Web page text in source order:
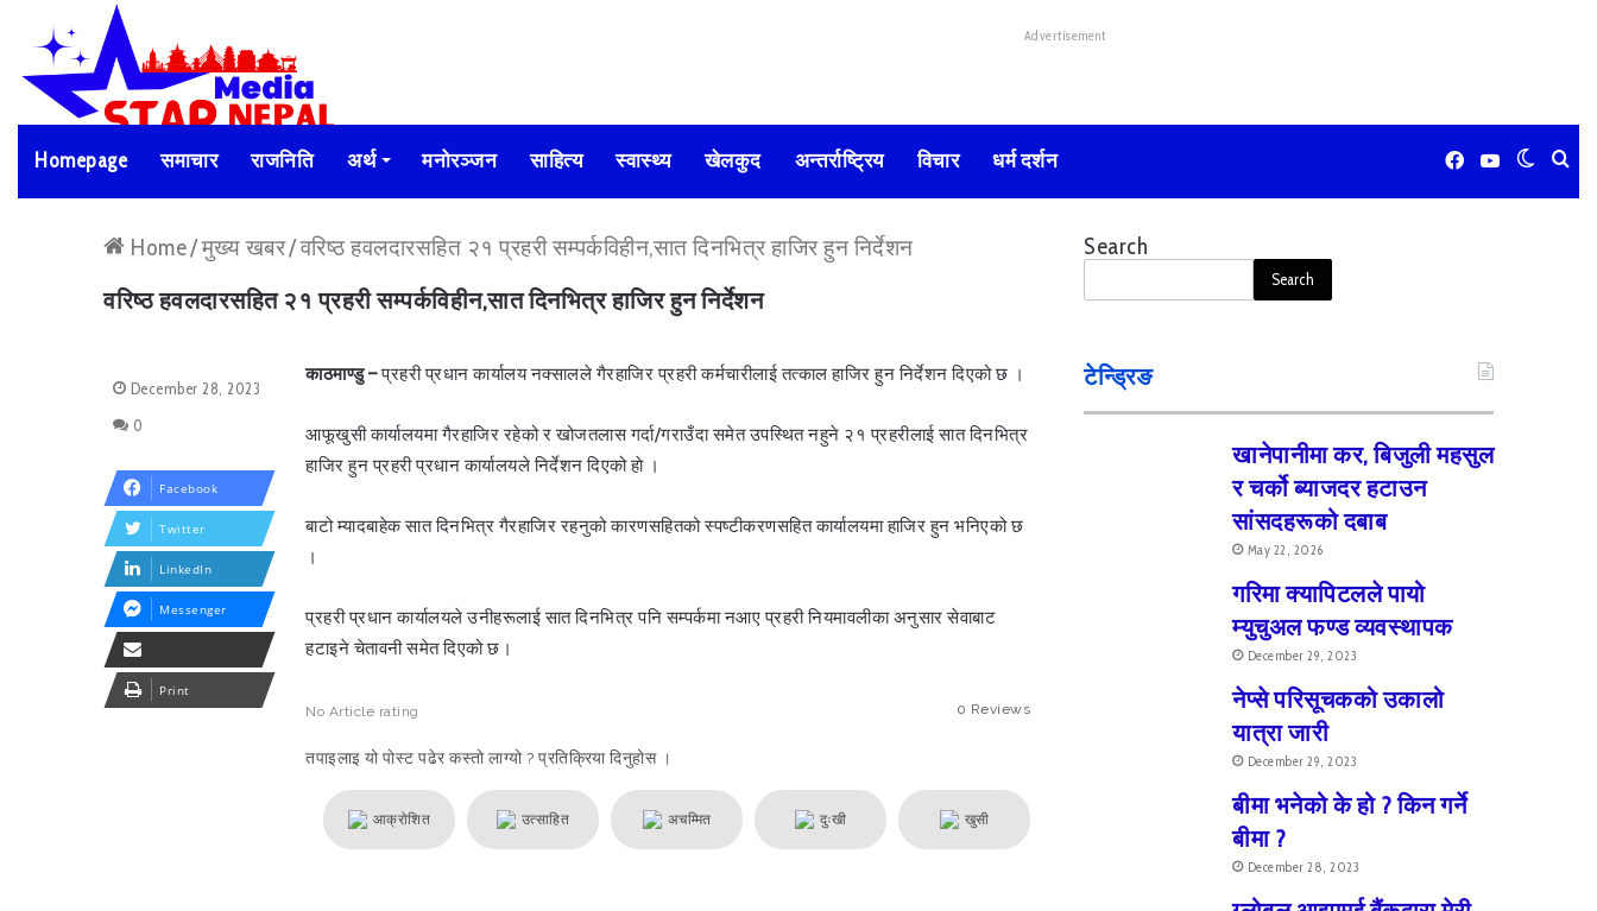
Advertisement
Homepage समाचार राजनिति अर्थ मनोरञ्जन साहित्य स्वास्थ्य खेलकुद अन्तर्राष्ट्रिय विचार धर्म दर्शन Switch
YouTube
Facebook
Home/मुख्य खबर/वरिष्ठ हवलदारसहित २१ प्रहरी सम्पर्कविहीन,सात दिनभित्र हाजिर हुन निर्देशन
वरिष्ठ हवलदारसहित २१ प्रहरी सम्पर्कविहीन,सात दिनभित्र हाजिर हुन निर्देशन
काठमाण्डु –प्रहरी प्रधान कार्यालय नक्सालले गैरहाजिर प्रहरी कर्मचारीलाई तत्काल हाजिर हुन निर्देशन दिएको छ ।
आफूखुसी कार्यालयमा गैरहाजिर रहेको र खोजतलास गर्दा/गराउँदा समेत उपस्थित नहुने २१ प्रहरीलाई सात दिनभित्र
हाजिर हुन प्रहरी प्रधान कार्यालयले निर्देशन दिएको हाे ।
बाटो म्यादबाहेक सात दिनभित्र गैरहाजिर रहनुको कारणसहितको स्पष्टीकरणसहित कार्यालयमा हाजिर हुन भनिएको छ
।
प्रहरी प्रधान कार्यालयले उनीहरूलाई सात दिनभित्र पनि सम्पर्कमा नआए प्रहरी नियमावलीका अनुसार सेवाबाट
हटाइने चेतावनी समेत दिएको छ।
No Article rating 0 Reviews
तपाइलाइ यो पोस्ट पढेर कस्तो लाग्यो ? प्रतिक्रिया दिनुहोस ।
आक्रोशित उत्साहित अचम्मित दुःखी खुसी
December 28, 2023
0
Facebook
Twitter
LinkedIn
Messenger
Share via Email
Print
Search
Search
टेन्ड्रिङ
खानेपानीमा कर, बिजुली महसुल
र चर्को ब्याजदर हटाउन
सांसदहरूको दबाब
May 22, 2026
गरिमा क्यापिटलले पायो
म्युचुअल फण्ड व्यवस्थापक
December 29, 2023
नेप्से परिसूचकको उकालो
यात्रा जारी
December 29, 2023
बीमा भनेको के हो ? किन गर्ने
बीमा ?
December 28, 2023